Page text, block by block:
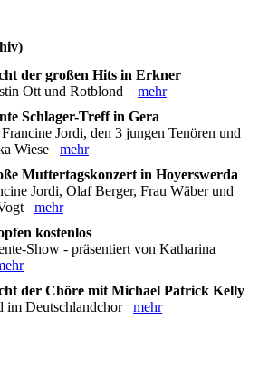
der großen Hits in Erkner
Ott und Rotblond mehr
Schlager-Treff in Gera
Jordi, den 3 jungen Tenören und
Wiese mehr
Muttertagskonzert in Hoyerswerda
Jordi, Olaf Berger, Frau Wäber und
mehr
kostenlos
Show - präsentiert von Katharina
der Chöre mit Michael Patrick Kelly
im Deutschlandchor mehr